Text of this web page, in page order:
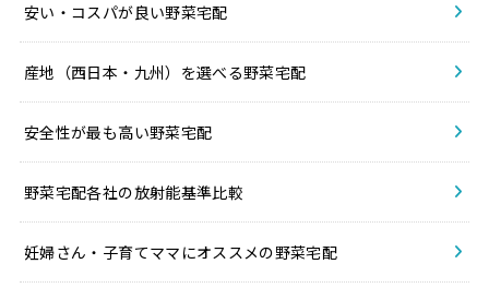
安い・コスパが良い野菜宅配
産地（西日本・九州）を選べる野菜宅配
安全性が最も高い野菜宅配
野菜宅配各社の放射能基準比較
妊婦さん・子育てママにオススメの野菜宅配